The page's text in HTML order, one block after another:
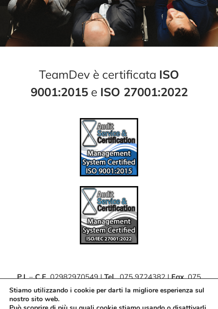
TeamDev è certificata ISO
9001:2015e ISO 27001:2022
P.I.–C.F.02982970549 |Tel.075 9724382 |Fax.075
63062111 |PECteamdevsrl@pec.it
Stiamo utilizzando i cookie per darti la migliore esperienza sul
nostro sito web.